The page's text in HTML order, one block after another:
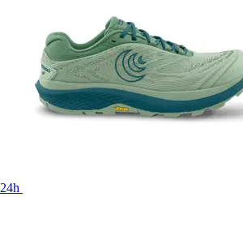
24h